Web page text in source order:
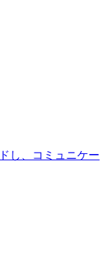
し、コミュニケー